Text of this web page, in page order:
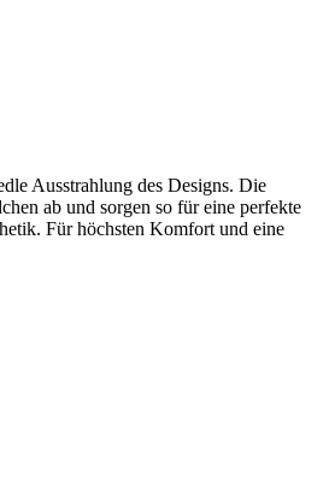
Ausstrahlung des Designs. Die
ab und sorgen so für eine perfekte
Für höchsten Komfort und eine